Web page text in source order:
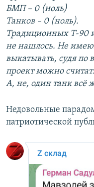
БМП – 0 (ноль)
Танков – 0 (ноль).
Традиционных Т-90
не нашлось. Не
выкатывать, судя по
проект можно
А, не, один танк всё
Недовольные
патриотической